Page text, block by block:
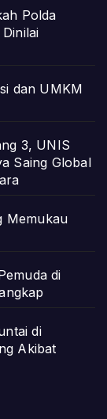
Polda
dan UMKM
3, UNIS
Saing Global
Memukau
di
di
Akibat